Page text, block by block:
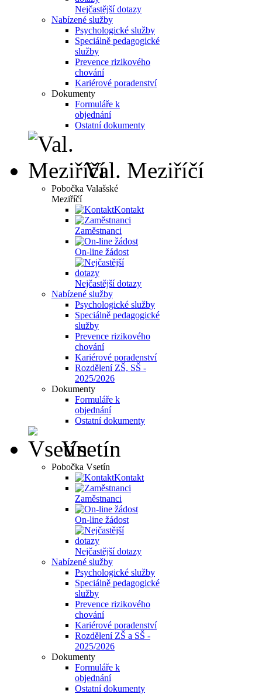
Nejčastější dotazy
Nabízené služby
Psychologické služby
Speciálně pedagogické
služby
Prevence rizikového
chování
Kariérové poradenství
Dokumenty
Formuláře k
objednání
Ostatní dokumenty
Val. Meziříčí
Pobočka Valašské
Meziříčí
Kontakt
Zaměstnanci
On-line žádost
Nejčastější dotazy
Nabízené služby
Psychologické služby
Speciálně pedagogické
služby
Prevence rizikového
chování
Kariérové poradenství
Rozdělení ZŠ, SŠ -
2025/2026
Dokumenty
Formuláře k
objednání
Ostatní dokumenty
Vsetín
Pobočka Vsetín
Kontakt
Zaměstnanci
On-line žádost
Nejčastější dotazy
Nabízené služby
Psychologické služby
Speciálně pedagogické
služby
Prevence rizikového
chování
Kariérové poradenství
Rozdělení ZŠ a SŠ -
2025/2026
Dokumenty
Formuláře k
objednání
Ostatní dokumenty